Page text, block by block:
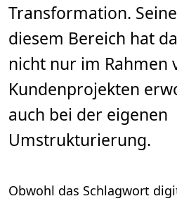
t
m
n
.
Transformation.
diesem Bereich hat
nicht nur im Rahmen
Kundenprojekten
auch bei der eigenen
Umstrukturierung.
Obwohl das Schlagwort